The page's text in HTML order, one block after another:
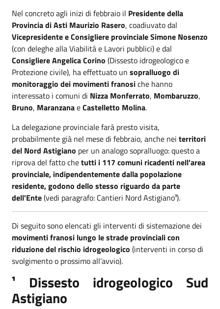
Nel concreto agli inizi di febbraio il Presidente della
Provincia di Asti Maurizio Rasero, coadiuvato dal
Vicepresidente e Consigliere provinciale Simone Nosenzo
(con deleghe alla Viabilità e Lavori pubblici) e dal
Consigliere Angelica Corino (Dissesto idrogeologico e
Protezione civile), ha effettuato un sopralluogo di
monitoraggio dei movimenti franosiche hanno
interessato i comuni di Nizza Monferrato, Mombaruzzo,
Bruno, MaranzanaeCastelletto Molina.
La delegazione provinciale farà presto visita,
probabilmente già nel mese di febbraio, anche nei territori
del Nord Astigiano per un analogo sopralluogo: questo a
riprova del fatto chetutti i 117 comuni ricadenti nell'area
provinciale, indipendentemente dalla popolazione
residente, godono dello stesso riguardo da parte
dell'Ente(vedi paragrafo: Cantieri Nord Astigiano³).
Di seguito sono elencati gli interventi di sistemazione dei
movimenti franosi lungo le strade provinciali con
riduzione del rischio idrogeologico (interventi in corso di
svolgimento o prossimo all’avvio).
¹ Dissesto idrogeologico Sud
Astigiano